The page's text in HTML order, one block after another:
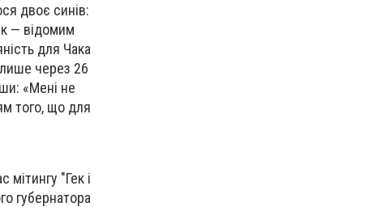
двоє синів:
— відомим
для Чака
через 26
«Мені не
того, що для
"Гек і
губернатора